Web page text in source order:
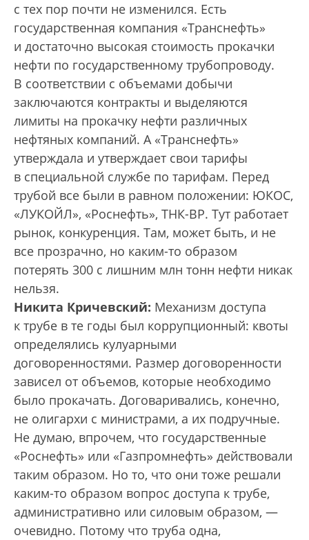
с тех пор почти не изменился. Есть
государственная компания «Транснефть»
и достаточно высокая стоимость прокачки
нефти по государственному трубопроводу.
В соответствии с объемами добычи
заключаются контракты и выделяются
лимиты на прокачку нефти различных
нефтяных компаний. А «Транснефть»
утверждала и утверждает свои тарифы
в специальной службе по тарифам. Перед
трубой все были в равном положении: ЮКОС,
«ЛУКОЙЛ», «Роснефть», ТНК-ВР. Тут работает
рынок, конкуренция. Там, может быть, и не
все прозрачно, но каким-то образом
потерять 300 с лишним млн тонн нефти никак
нельзя.
Никита Кричевский: Механизм доступа
к трубе в те годы был коррупционный: квоты
определялись кулуарными
договоренностями. Размер договоренности
зависел от объемов, которые необходимо
было прокачать. Договаривались, конечно,
не олигархи с министрами, а их подручные.
Не думаю, впрочем, что государственные
«Роснефть» или «Газпромнефть» действовали
таким образом. Но то, что они тоже решали
каким-то образом вопрос доступа к трубе,
административно или силовым образом, —
очевидно. Потому что труба одна,